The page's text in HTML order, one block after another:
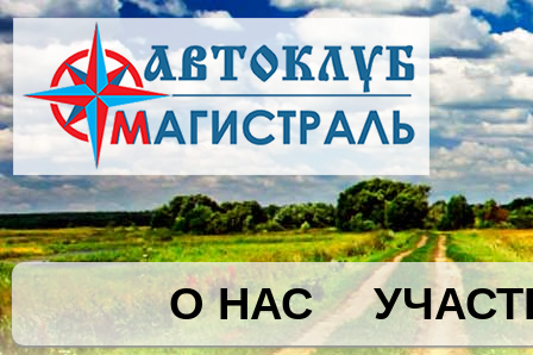
О НАС